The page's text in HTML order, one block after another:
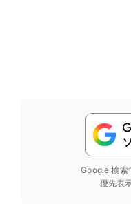
Google 検索
優先表